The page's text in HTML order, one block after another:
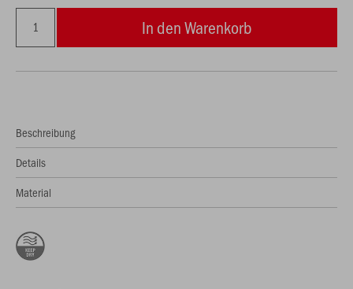
In den Warenkorb
Beschreibung
Details
Material